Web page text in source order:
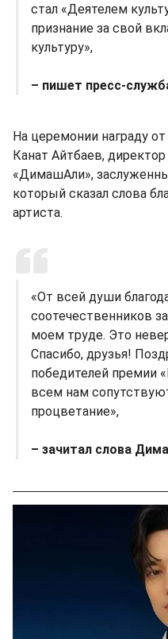
стал «Деятелем
признание за свой
культуру»,
– пишет пресс-
На церемонии награду
Канат Айтбаев,
«ДимашАли»,
который сказал слова
артиста.
«От всей души
соотечественников
моем труде. Это
Спасибо, друзья!
победителей премии
всем нам
процветание»,
– зачитал слова